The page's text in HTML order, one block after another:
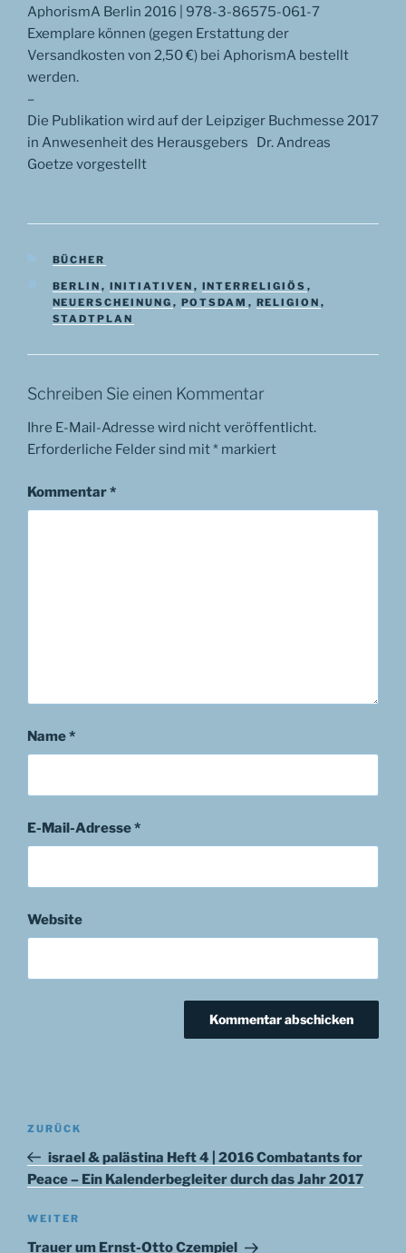
AphorismA Berlin 2016 | 978-3-86575-061-7
Exemplare können (gegen Erstattung der
Versandkosten von 2,50 €) bei AphorismA bestellt
werden.
–
Die Publikation wird auf der Leipziger Buchmesse 2017
in Anwesenheit des Herausgebers Dr. Andreas
Goetze vorgestellt
KATEGORIEN
BÜCHER
SCHLAGWÖRTER
BERLIN , INITIATIVEN , INTERRELIGIÖS ,
NEUERSCHEINUNG , POTSDAM , RELIGION ,
STADTPLAN
Schreiben Sie einen Kommentar
Ihre E-Mail-Adresse wird nicht veröffentlicht.
Erforderliche Felder sind mit* markiert
Kommentar*
Name*
E-Mail-Adresse*
Website
Beitragsnavigation
Vorheriger
Beitrag
ZURÜCK
israel & palästina Heft 4 | 2016 Combatants for
Peace – Ein Kalenderbegleiter durch das Jahr 2017
Nächster
Beitrag
WEITER
Trauer um Ernst-Otto Czempiel